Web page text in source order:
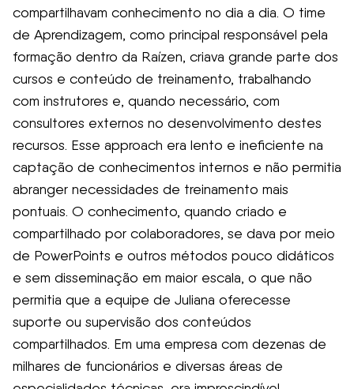
compartilhavam conhecimento no dia a dia. O time
de Aprendizagem, como principal responsável pela
formação dentro da Raízen, criava grande parte dos
cursos e conteúdo de treinamento, trabalhando
com instrutores e, quando necessário, com
consultores externos no desenvolvimento destes
recursos. Esse approach era lento e ineficiente na
captação de conhecimentos internos e não permitia
abranger necessidades de treinamento mais
pontuais. O conhecimento, quando criado e
compartilhado por colaboradores, se dava por meio
de PowerPoints e outros métodos pouco didáticos
e sem disseminação em maior escala, o que não
permitia que a equipe de Juliana oferecesse
suporte ou supervisão dos conteúdos
compartilhados. Em uma empresa com dezenas de
milhares de funcionários e diversas áreas de